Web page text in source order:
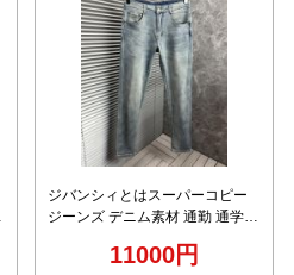
ジバンシィとはスーパーコピー
ジーンズ デニム素材 通勤 通学
11000円